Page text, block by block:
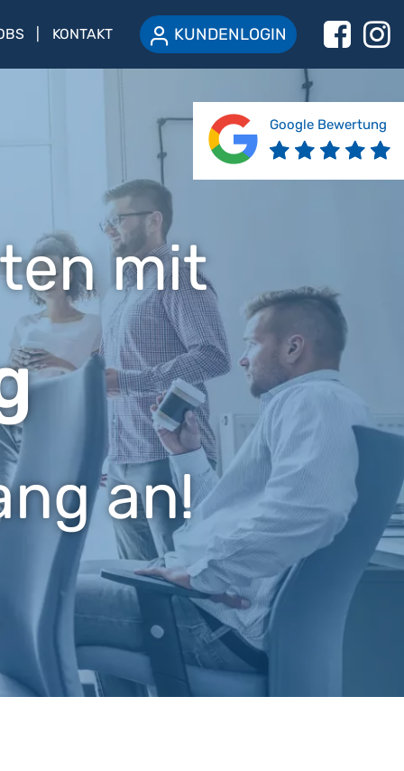
KONTAKT KUNDENLOGIN
mit
an!
Google Bewertung